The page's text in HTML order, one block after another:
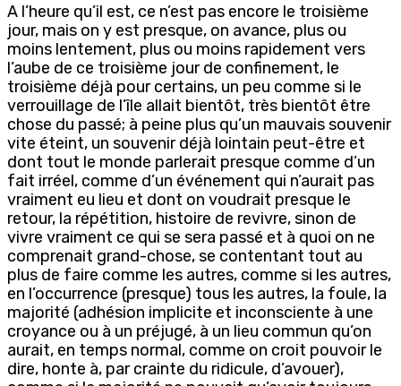
A l’heure qu’il est, ce n’est pas encore le troisième
jour, mais on y est presque, on avance, plus ou
moins lentement, plus ou moins rapidement vers
l’aube de ce troisième jour de confinement, le
troisième déjà pour certains, un peu comme si le
verrouillage de l’île allait bientôt, très bientôt être
chose du passé; à peine plus qu’un mauvais souvenir
vite éteint, un souvenir déjà lointain peut-être et
dont tout le monde parlerait presque comme d’un
fait irréel, comme d’un événement qui n’aurait pas
vraiment eu lieu et dont on voudrait presque le
retour, la répétition, histoire de revivre, sinon de
vivre vraiment ce qui se sera passé et à quoi on ne
comprenait grand-chose, se contentant tout au
plus de faire comme les autres, comme si les autres,
en l’occurrence (presque) tous les autres, la foule, la
majorité (adhésion implicite et inconsciente à une
croyance ou à un préjugé, à un lieu commun qu’on
aurait, en temps normal, comme on croit pouvoir le
dire, honte à, par crainte du ridicule, d’avouer),